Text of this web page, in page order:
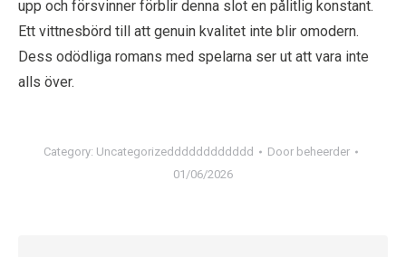
upp och försvinner förblir denna slot en pålitlig konstant.
Ett vittnesbörd till att genuin kvalitet inte blir omodern.
Dess odödliga romans med spelarna ser ut att vara inte
alls över.
Category: Uncategorizedddddddddddd Door beheerder
01/06/2026